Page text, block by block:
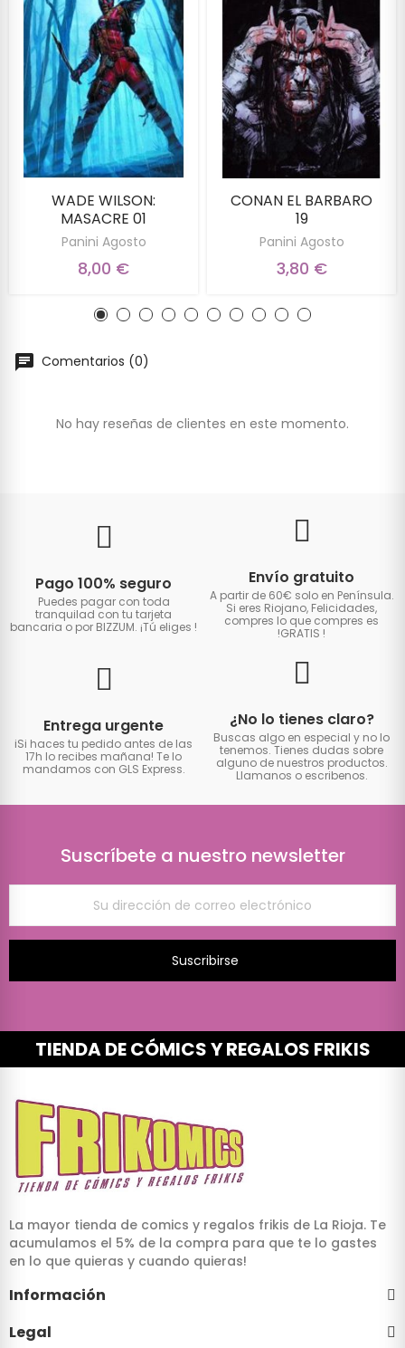
WADE WILSON:
MASACRE 01
Panini Agosto
8,00 €
CONAN EL BARBARO
19
Panini Agosto
3,80 €
Comentarios (0)
No hay reseñas de clientes en este momento.
Pago 100% seguro
Puedes pagar con toda
tranquilad con tu tarjeta
bancaria o por BIZZUM. ¡Tú eliges !
Envío gratuito
A partir de 60€ solo en Península.
Si eres Riojano, Felicidades,
compres lo que compres es
!GRATIS !
Entrega urgente
iSi haces tu pedido antes de las
17h lo recibes mañana! Te lo
mandamos con GLS Express.
¿No lo tienes claro?
Buscas algo en especial y no lo
tenemos. Tienes dudas sobre
alguno de nuestros productos.
Llamanos o escribenos.
Suscríbete a nuestro newsletter
Suscribirse
TIENDA DE CÓMICS Y REGALOS FRIKIS
La mayor tienda de comics y regalos frikis de La Rioja. Te
acumulamos el 5% de la compra para que te lo gastes
en lo que quieras y cuando quieras!
Información
Legal